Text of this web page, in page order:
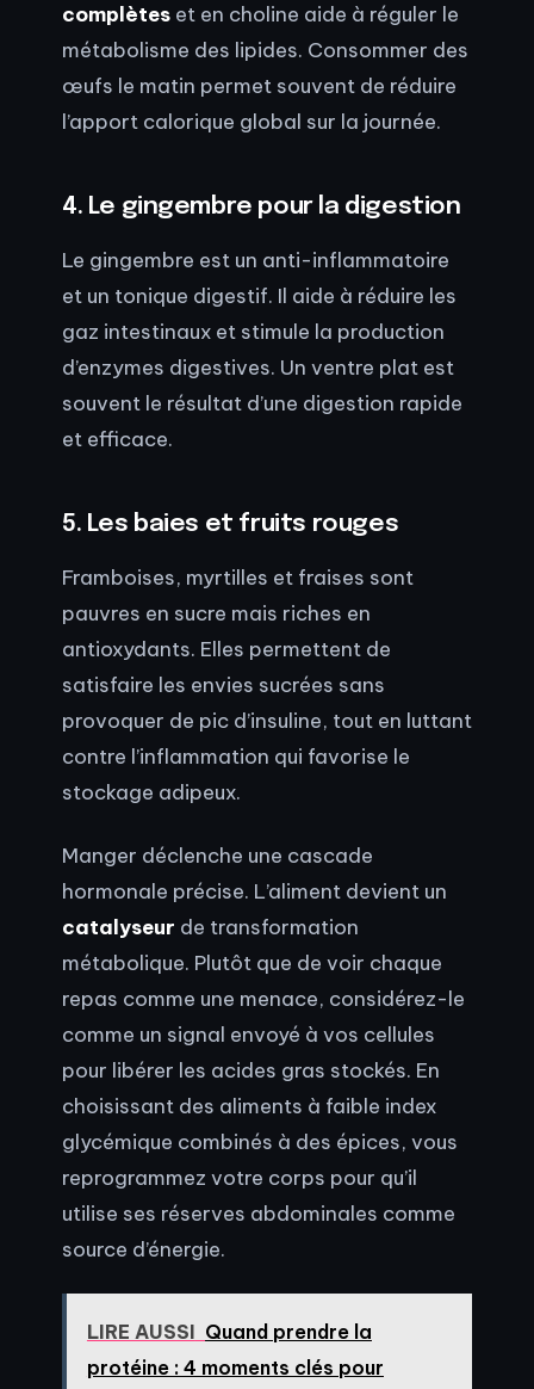
complètes et en choline aide à réguler le
métabolisme des lipides. Consommer des
œufs le matin permet souvent de réduire
l’apport calorique global sur la journée.
4. Le gingembre pour la digestion
Le gingembre est un anti-inflammatoire
et un tonique digestif. Il aide à réduire les
gaz intestinaux et stimule la production
d’enzymes digestives. Un ventre plat est
souvent le résultat d’une digestion rapide
et efficace.
5. Les baies et fruits rouges
Framboises, myrtilles et fraises sont
pauvres en sucre mais riches en
antioxydants. Elles permettent de
satisfaire les envies sucrées sans
provoquer de pic d’insuline, tout en luttant
contre l’inflammation qui favorise le
stockage adipeux.
Manger déclenche une cascade
hormonale précise. L’aliment devient un
catalyseur de transformation
métabolique. Plutôt que de voir chaque
repas comme une menace, considérez-le
comme un signal envoyé à vos cellules
pour libérer les acides gras stockés. En
choisissant des aliments à faible index
glycémique combinés à des épices, vous
reprogrammez votre corps pour qu’il
utilise ses réserves abdominales comme
source d’énergie.
LIRE AUSSI Quand prendre la
protéine : 4 moments clés pour